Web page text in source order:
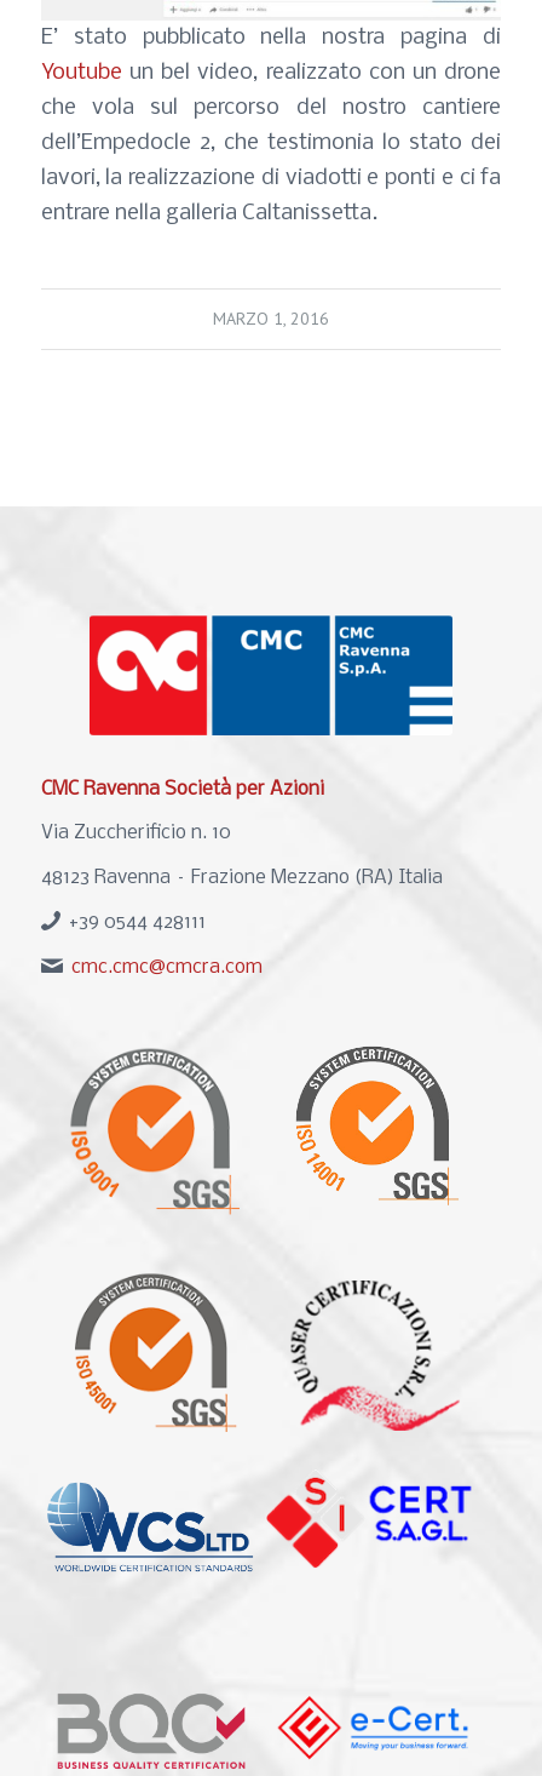
E’ stato pubblicato nella nostra pagina di
Youtube un bel video, realizzato con un drone
che vola sul percorso del nostro cantiere
dell’Empedocle 2, che testimonia lo stato dei
lavori, la realizzazione di viadotti e ponti e ci fa
entrare nella galleria Caltanissetta.
MARZO 1, 2016
CMC Ravenna Società per Azioni
Via Zuccherificio n. 10
48123 Ravenna – Frazione Mezzano (RA) Italia
+39 0544 428111
cmc.cmc@cmcra.com